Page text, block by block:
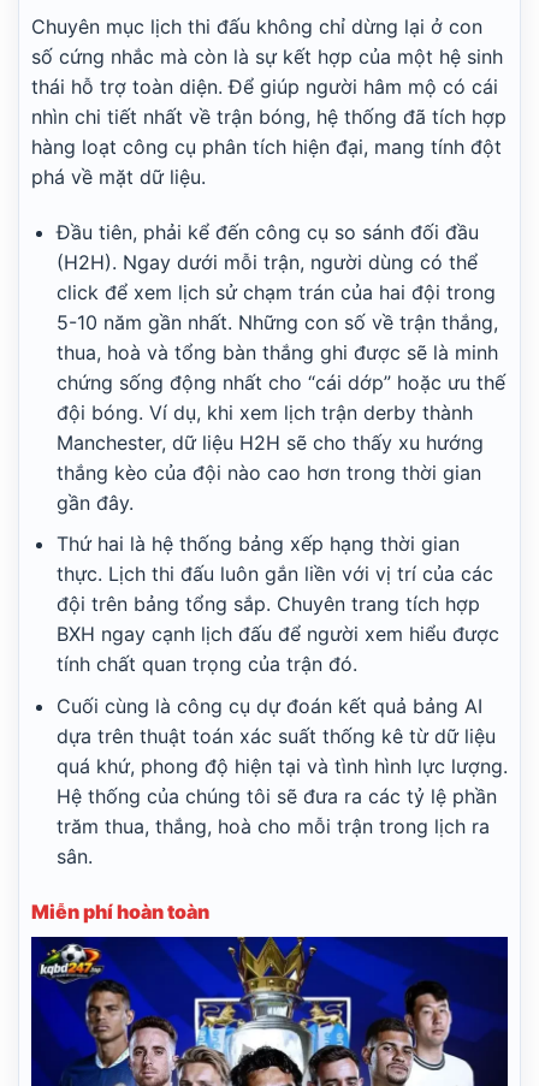
Chuyên mục lịch thi đấu không chỉ dừng lại ở con
số cứng nhắc mà còn là sự kết hợp của một hệ sinh
thái hỗ trợ toàn diện. Để giúp người hâm mộ có cái
nhìn chi tiết nhất về trận bóng, hệ thống đã tích hợp
hàng loạt công cụ phân tích hiện đại, mang tính đột
phá về mặt dữ liệu.
Đầu tiên, phải kể đến công cụ so sánh đối đầu
(H2H). Ngay dưới mỗi trận, người dùng có thể
click để xem lịch sử chạm trán của hai đội trong
5-10 năm gần nhất. Những con số về trận thắng,
thua, hoà và tổng bàn thắng ghi được sẽ là minh
chứng sống động nhất cho “cái dớp” hoặc ưu thế
đội bóng. Ví dụ, khi xem lịch trận derby thành
Manchester, dữ liệu H2H sẽ cho thấy xu hướng
thắng kèo của đội nào cao hơn trong thời gian
gần đây.
Thứ hai là hệ thống bảng xếp hạng thời gian
thực. Lịch thi đấu luôn gắn liền với vị trí của các
đội trên bảng tổng sắp. Chuyên trang tích hợp
BXH ngay cạnh lịch đấu để người xem hiểu được
tính chất quan trọng của trận đó.
Cuối cùng là công cụ dự đoán kết quả bảng AI
dựa trên thuật toán xác suất thống kê từ dữ liệu
quá khứ, phong độ hiện tại và tình hình lực lượng.
Hệ thống của chúng tôi sẽ đưa ra các tỷ lệ phần
trăm thua, thắng, hoà cho mỗi trận trong lịch ra
sân.
Miễn phí hoàn toàn